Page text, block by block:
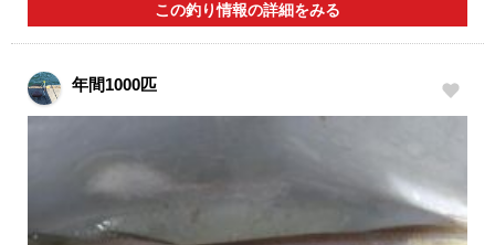
この釣り情報の詳細をみる
年間1000匹